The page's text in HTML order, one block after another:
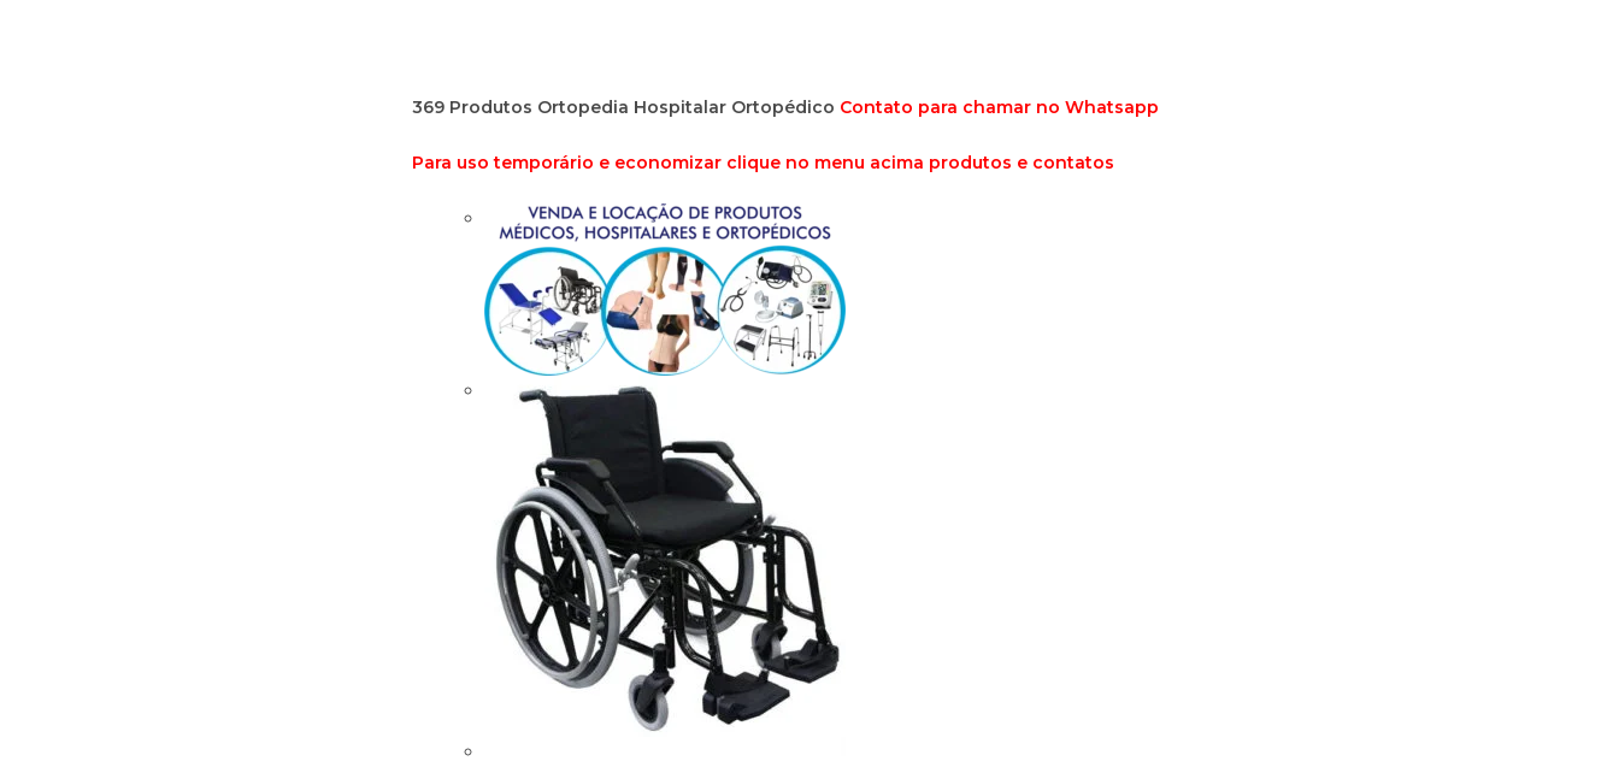
369 Produtos Ortopedia Hospitalar Ortopédico Contato para chamar no Whatsapp
Para uso temporário e economizar clique no menu acima produtos e contatos